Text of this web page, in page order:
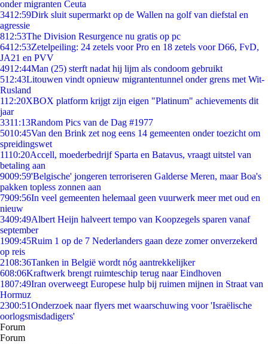
onder migranten Ceuta
3412:59Dirk sluit supermarkt op de Wallen na golf van diefstal en
agressie
812:53The Division Resurgence nu gratis op pc
6412:53Zetelpeiling: 24 zetels voor Pro en 18 zetels voor D66, FvD,
JA21 en PVV
4912:44Man (25) sterft nadat hij lijm als condoom gebruikt
512:43Litouwen vindt opnieuw migrantentunnel onder grens met Wit-
Rusland
112:20XBOX platform krijgt zijn eigen "Platinum" achievements dit
jaar
3311:13Random Pics van de Dag #1977
5010:45Van den Brink zet nog eens 14 gemeenten onder toezicht om
spreidingswet
1110:20Accell, moederbedrijf Sparta en Batavus, vraagt uitstel van
betaling aan
9009:59'Belgische' jongeren terroriseren Galderse Meren, maar Boa's
pakken topless zonnen aan
7909:56In veel gemeenten helemaal geen vuurwerk meer met oud en
nieuw
3409:49Albert Heijn halveert tempo van Koopzegels sparen vanaf
september
1909:45Ruim 1 op de 7 Nederlanders gaan deze zomer onverzekerd
op reis
2108:36Tanken in België wordt nóg aantrekkelijker
608:06Kraftwerk brengt ruimteschip terug naar Eindhoven
1807:49Iran overweegt Europese hulp bij ruimen mijnen in Straat van
Hormuz
2300:51Onderzoek naar flyers met waarschuwing voor 'Israëlische
oorlogsmisdadigers'
Forum
Forum